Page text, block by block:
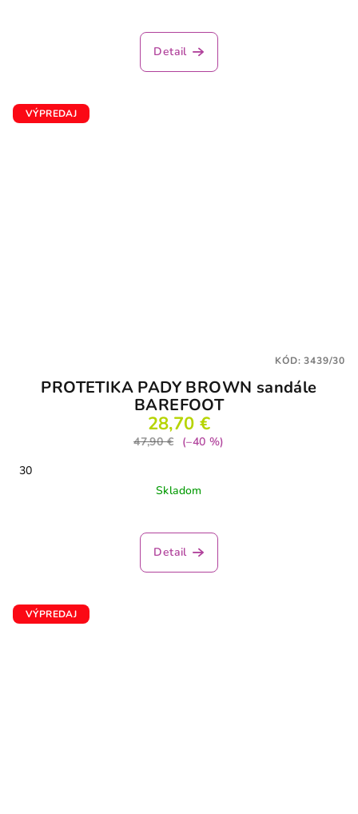
Detail
VÝPREDAJ
PROTETIKA PADY BROWN sandále
BAREFOOT
28,70 €
47,90 €
(–40 %)
30
Skladom
Detail
KÓD:3439/30
VÝPREDAJ